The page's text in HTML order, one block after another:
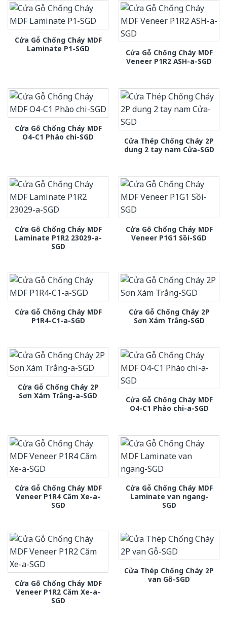
Cửa Gỗ Chống Cháy MDF
Laminate P1-SGD
Cửa Gỗ Chống Cháy MDF
Veneer P1R2 ASH-a-SGD
Cửa Gỗ Chống Cháy MDF
O4-C1 Phào chi-SGD
Cửa Thép Chống Cháy 2P
dung 2 tay nam Cửa-SGD
Cửa Gỗ Chống Cháy MDF
Laminate P1R2 23029-a-
SGD
Cửa Gỗ Chống Cháy MDF
Veneer P1G1 Sồi-SGD
Cửa Gỗ Chống Cháy MDF
P1R4-C1-a-SGD
Cửa Gỗ Chống Cháy 2P
Sơn Xám Trắng-SGD
Cửa Gỗ Chống Cháy 2P
Sơn Xám Trắng-a-SGD
Cửa Gỗ Chống Cháy MDF
O4-C1 Phào chi-a-SGD
Cửa Gỗ Chống Cháy MDF
Veneer P1R4 Căm Xe-a-
SGD
Cửa Gỗ Chống Cháy MDF
Laminate van ngang-
SGD
Cửa Gỗ Chống Cháy MDF
Veneer P1R2 Căm Xe-a-
SGD
Cửa Thép Chống Cháy 2P
van Gỗ-SGD